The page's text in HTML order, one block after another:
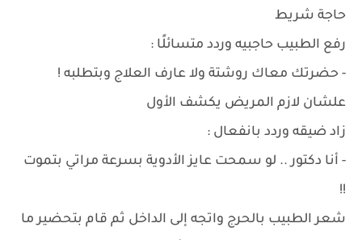
حاجة شريط
رفع الطبيب حاجبيه وردد متسائلًا :
- حضرتك معاك روشتة ولا عارف العلاج وبتطلبه !
علشان لازم المريض يكشف الأول
زاد ضيقه وردد بانفعال :
- أنا دكتور .. لو سمحت عايز الأدوية بسرعة مراتي بتموت
!!
شعر الطبيب بالحرج واتجه إلى الداخل ثم قام بتحضير ما